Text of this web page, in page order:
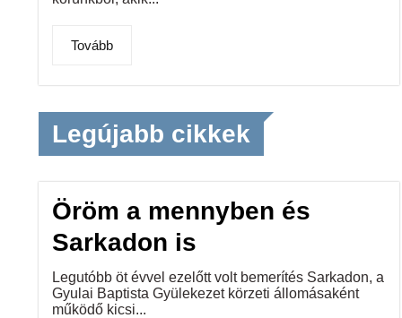
Tovább
Legújabb cikkek
Öröm a mennyben és
Sarkadon is
Legutóbb öt évvel ezelőtt volt bemerítés Sarkadon, a
Gyulai Baptista Gyülekezet körzeti állomásaként
működő kicsi...